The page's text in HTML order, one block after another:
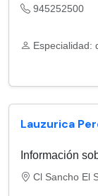
945252500
Especialidad:
Lauzurica
Información
Cl Sancho El